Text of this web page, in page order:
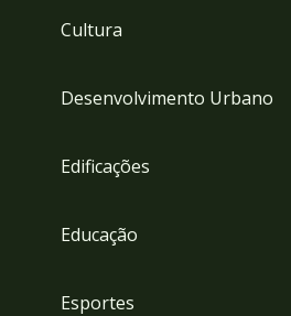
Cultura
Desenvolvimento Urbano
Edificações
Educação
Esportes